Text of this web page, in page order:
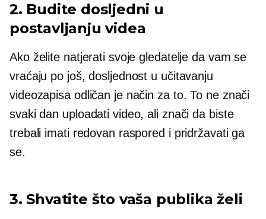
2. Budite dosljedni u
postavljanju videa
Ako želite natjerati svoje gledatelje da vam se
vraćaju po još, dosljednost u učitavanju
videozapisa odličan je način za to. To ne znači
svaki dan uploadati video, ali znači da biste
trebali imati redovan raspored i pridržavati ga
se.
3. Shvatite što vaša publika želi